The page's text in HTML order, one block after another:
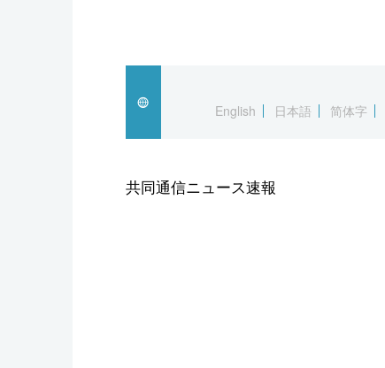
科学・技術
暮らし
English
日本語 简体字
共同通信ニュース速報